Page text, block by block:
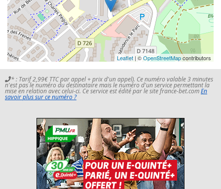
Leaflet | ©OpenStreetMapcontributors
* : Tarif 2,99€ TTC par appel + prix d'un appel). Ce numéro valable 3 minutes
n'est pas le numéro du destinataire mais le numéro d'un service permettant la
mise en relation avec celui-ci. Ce service est édité par le site france-bet.comEn
savoir plus sur ce numéro ?